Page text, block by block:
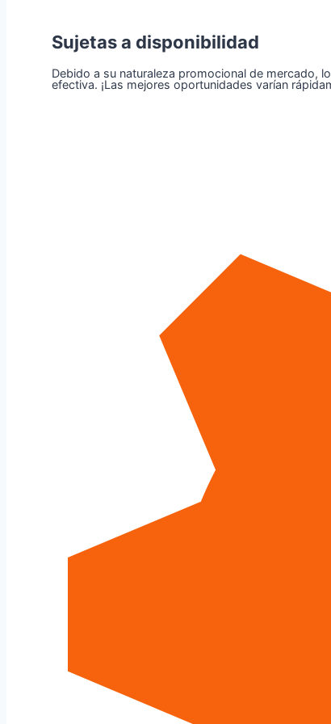
Sujetas a disponibilidad
Debido a su naturaleza promocional de mercado,
efectiva. ¡Las mejores oportunidades varían